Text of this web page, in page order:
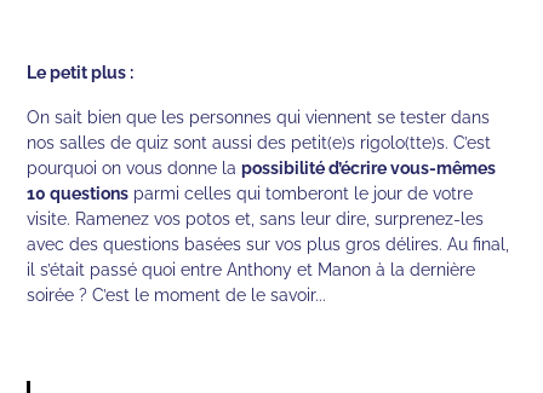
Le petit plus :
On sait bien que les personnes qui viennent se tester dans
nos salles de quiz sont aussi des petit(e)s rigolo(tte)s. C’est
pourquoi on vous donne lapossibilité d’écrire vous-mêmes
10 questions parmi celles qui tomberont le jour de votre
visite. Ramenez vos potos et, sans leur dire, surprenez-les
avec des questions basées sur vos plus gros délires. Au final,
il s’était passé quoi entre Anthony et Manon à la dernière
soirée ? C’est le moment de le savoir...